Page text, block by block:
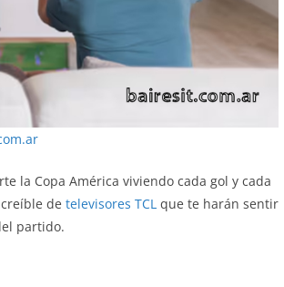
la Copa América viviendo cada gol y cada
de televisores TCL que te harán sentir
partido.